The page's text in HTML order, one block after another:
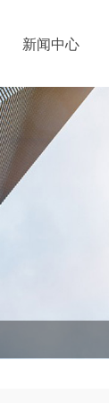
新闻中心